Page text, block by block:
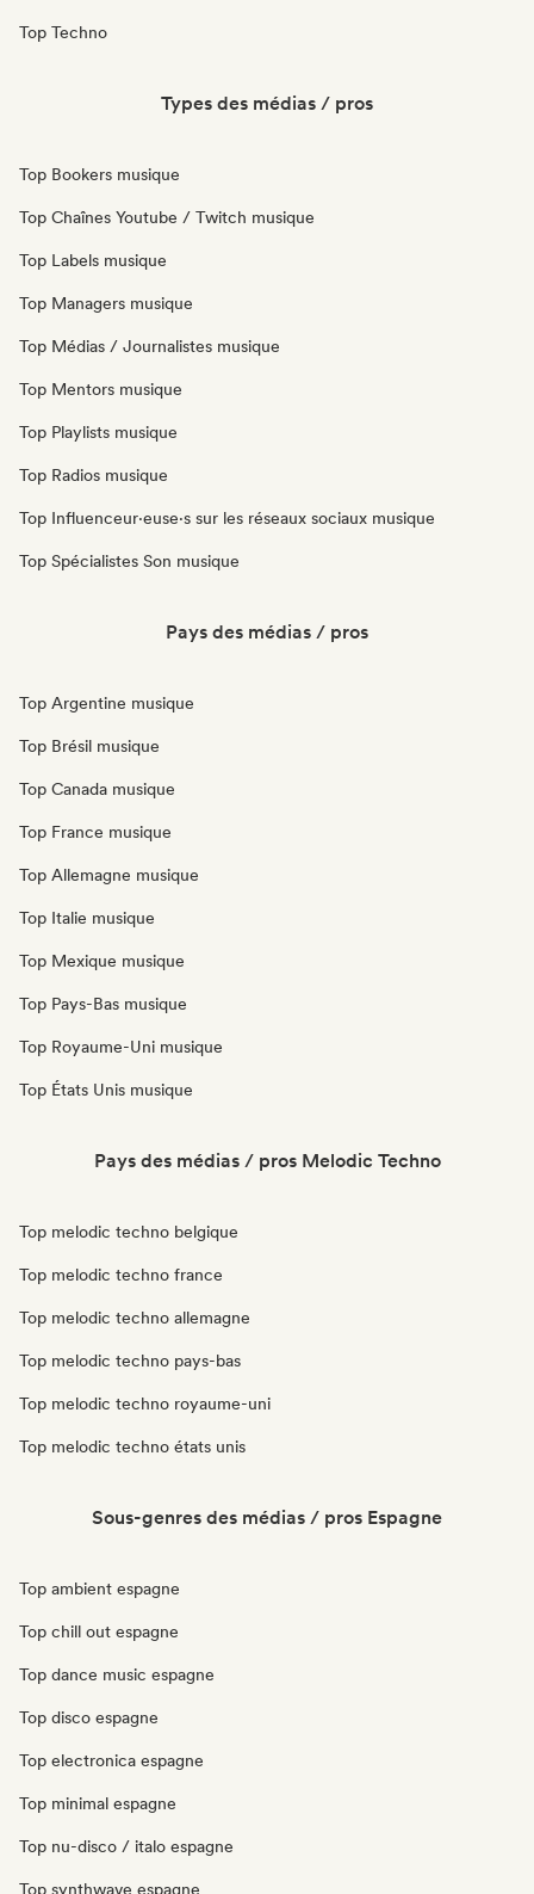
Top Techno
Types des médias / pros
Top Bookers musique
Top Chaînes Youtube / Twitch musique
Top Labels musique
Top Managers musique
Top Médias / Journalistes musique
Top Mentors musique
Top Playlists musique
Top Radios musique
Top Influenceur·euse·s sur les réseaux sociaux musique
Top Spécialistes Son musique
Pays des médias / pros
Top Argentine musique
Top Brésil musique
Top Canada musique
Top France musique
Top Allemagne musique
Top Italie musique
Top Mexique musique
Top Pays-Bas musique
Top Royaume-Uni musique
Top États Unis musique
Pays des médias / pros Melodic Techno
Top melodic techno belgique
Top melodic techno france
Top melodic techno allemagne
Top melodic techno pays-bas
Top melodic techno royaume-uni
Top melodic techno états unis
Sous-genres des médias / pros Espagne
Top ambient espagne
Top chill out espagne
Top dance music espagne
Top disco espagne
Top electronica espagne
Top minimal espagne
Top nu-disco / italo espagne
Top synthwave espagne